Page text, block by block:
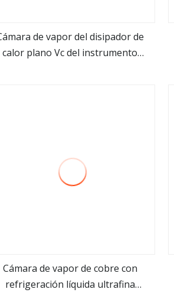
ver más
de vapor del disipador de
calor plano Vc del instrumento
ver más
Cámara de vapor de cobre con
refrigeración líquida ultrafina